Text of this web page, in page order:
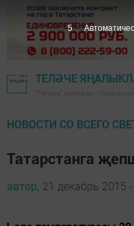
ТЕЛӘЧЕ
НОВОСТИ СО ВСЕГО
Татарстанга
автор, 21 декабрь 2015
3